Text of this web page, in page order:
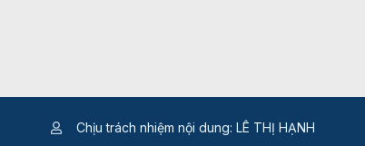
Chịu trách nhiệm nội dung: LÊ THỊ HẠNH